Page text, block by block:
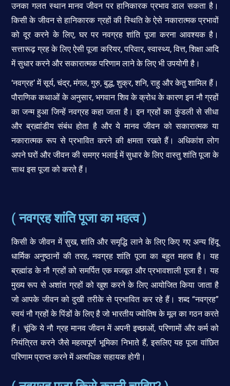
उनका गलत स्थान मानव जीवन पर हानिकारक प्रभाव डाल सकता है।
किसी के जीवन से हानिकारक ग्रहों की स्थिति के ऐसे नकारात्मक प्रभावों
को दूर करने के लिए, घर पर नवग्रह शांति पूजा करना आवश्यक है।
सत्तारूढ़ ग्रह के लिए ऐसी पूजा करियर, परिवार, स्वास्थ्य, वित्त, शिक्षा आदि
में सुधार करने और सकारात्मक परिणाम लाने के लिए भी उपयोगी है।
‘नवग्रह’ में सूर्य, चंद्र, मंगल, गुरु, बुद्ध, शुक्र, शनि, राहु और केतु शामिल हैं।
पौराणिक कथाओं के अनुसार, भगवान शिव के क्रोध के कारण इन नौ ग्रहों
का जन्म हुआ जिन्हें नवग्रह कहा जाता है। इन ग्रहों का कुंडली से सीधा
और ब्रह्मांडीय संबंध होता है और ये मानव जीवन को सकारात्मक या
नकारात्मक रूप से प्रभावित करने की क्षमता रखते हैं। अधिकांश लोग
अपने घरों और जीवन की समग्र भलाई में सुधार के लिए वास्तु शांति पूजा के
साथ इस पूजा को करते हैं।
( नवग्रह शांति पूजा का महत्व )
किसी के जीवन में सुख, शांति और समृद्धि लाने के लिए किए गए अन्य हिंदू
धार्मिक अनुष्ठानों की तरह, नवग्रह शांति पूजा का बहुत महत्व है। यह
ब्रह्मांड के नौ ग्रहों को समर्पित एक मजबूत और प्रभावशाली पूजा है। यह
मुख्य रूप से अशांत ग्रहों को खुश करने के लिए आयोजित किया जाता है
जो आपके जीवन को दुखी तरीके से प्रभावित कर रहे हैं। शब्द “नवग्रह”
स्वयं नौ ग्रहों के पिंडों के लिए है जो भारतीय ज्योतिष के मूल का गठन करते
हैं। चूंकि ये नौ ग्रह मानव जीवन में अपनी इच्छाओं, परिणामों और कर्म को
नियंत्रित करने जैसे महत्वपूर्ण भूमिका निभाते हैं, इसलिए यह पूजा वांछित
परिणाम प्राप्त करने में अत्यधिक सहायक होगी।